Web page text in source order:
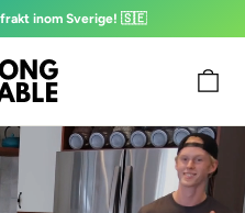
frakt inom Sverige! 🇸🇪